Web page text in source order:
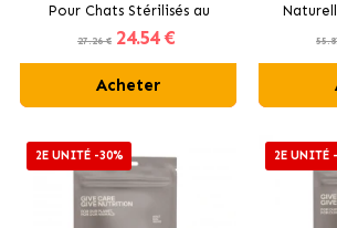
Pour Chats Stérilisés au
Saumon
27.26 € 24.54 €
Acheter
2E UNITÉ -30% 2E UNITÉ